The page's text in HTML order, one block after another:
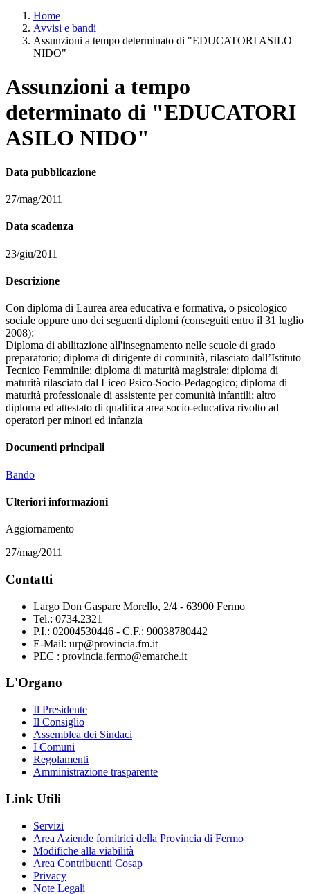
Home
Avvisi e bandi
Assunzioni a tempo determinato di "EDUCATORI ASILO
NIDO"
Assunzioni a tempo
determinato di "EDUCATORI
ASILO NIDO"
Data pubblicazione
27/mag/2011
Data scadenza
23/giu/2011
Descrizione
Con diploma di Laurea area educativa e formativa, o psicologico
sociale oppure uno dei seguenti diplomi (conseguiti entro il 31 luglio
2008):
Diploma di abilitazione all'insegnamento nelle scuole di grado
preparatorio; diploma di dirigente di comunità, rilasciato dall’Istituto
Tecnico Femminile; diploma di maturità magistrale; diploma di
maturità rilasciato dal Liceo Psico-Socio-Pedagogico; diploma di
maturità professionale di assistente per comunità infantili; altro
diploma ed attestato di qualifica area socio-educativa rivolto ad
operatori per minori ed infanzia
Documenti principali
Bando
Ulteriori informazioni
Aggiornamento
27/mag/2011
Contatti
Largo Don Gaspare Morello, 2/4 - 63900 Fermo
Tel.: 0734.2321
P.I.: 02004530446 - C.F.: 90038780442
E-Mail: urp@provincia.fm.it
PEC : provincia.fermo@emarche.it
L'Organo
Il Presidente
Il Consiglio
Assemblea dei Sindaci
I Comuni
Regolamenti
Amministrazione trasparente
Link Utili
Servizi
Area Aziende fornitrici della Provincia di Fermo
Modifiche alla viabilità
Area Contribuenti Cosap
Privacy
Note Legali